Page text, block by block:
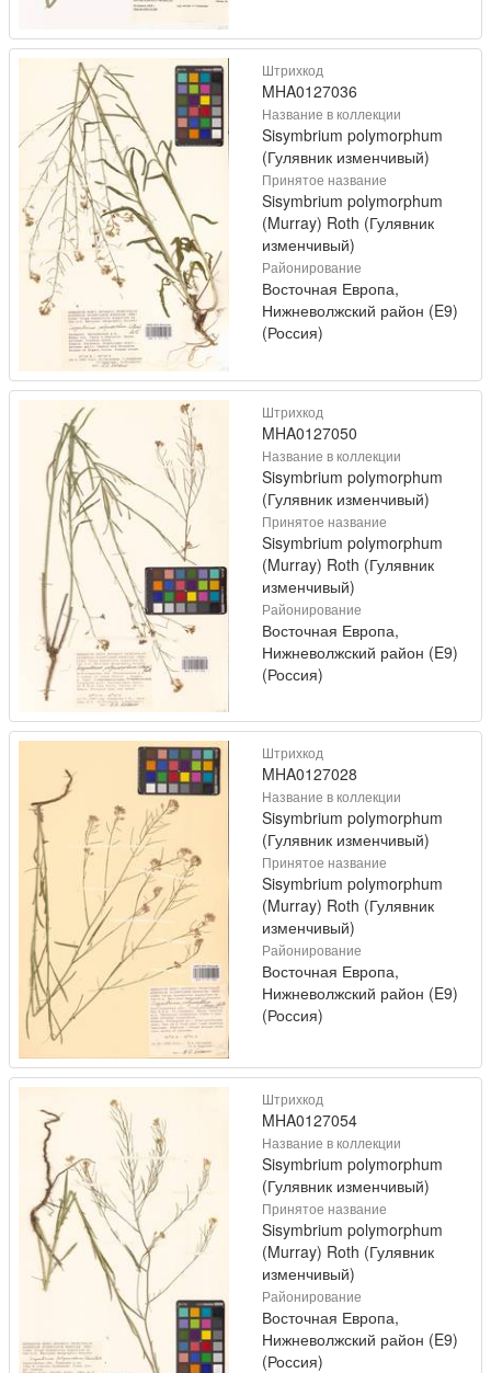
Штрихкод
MHA0127036
Название в коллекции
Sisymbrium polymorphum
(Гулявник изменчивый)
Принятое название
Sisymbrium polymorphum
(Murray) Roth (Гулявник
изменчивый)
Районирование
Восточная Европа,
Нижневолжский район (E9)
(Россия)
Штрихкод
MHA0127050
Название в коллекции
Sisymbrium polymorphum
(Гулявник изменчивый)
Принятое название
Sisymbrium polymorphum
(Murray) Roth (Гулявник
изменчивый)
Районирование
Восточная Европа,
Нижневолжский район (E9)
(Россия)
Штрихкод
MHA0127028
Название в коллекции
Sisymbrium polymorphum
(Гулявник изменчивый)
Принятое название
Sisymbrium polymorphum
(Murray) Roth (Гулявник
изменчивый)
Районирование
Восточная Европа,
Нижневолжский район (E9)
(Россия)
Штрихкод
MHA0127054
Название в коллекции
Sisymbrium polymorphum
(Гулявник изменчивый)
Принятое название
Sisymbrium polymorphum
(Murray) Roth (Гулявник
изменчивый)
Районирование
Восточная Европа,
Нижневолжский район (E9)
(Россия)